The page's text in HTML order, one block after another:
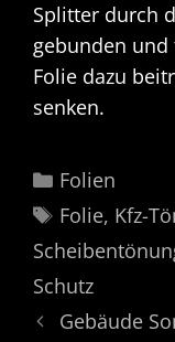
Splitter durch
gebunden
Folie dazu
senken.
Kategorien
Folien
Folie, Kfz-
Schutz
Gebäude